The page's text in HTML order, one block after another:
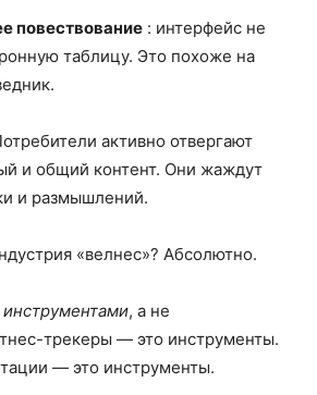
повествование : интерфейс не
таблицу. Это похоже на
активно отвергают
и общий контент. Они жаждут
и размышлений.
«велнес»? Абсолютно.
инструментами, а не
трекеры — это инструменты.
— это инструменты.